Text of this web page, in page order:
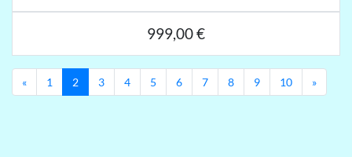
999,00 €
«Previous
1 2 3 4 5 6 7 8 9 10 »Next